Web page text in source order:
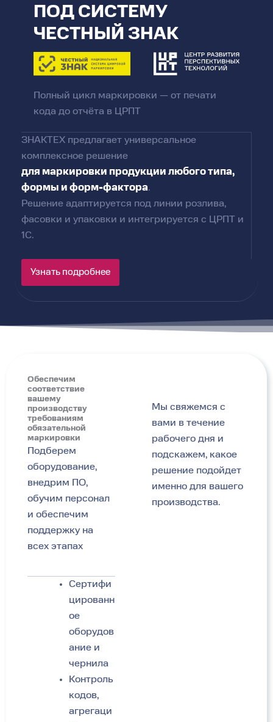
ПОД СИСТЕМУ
ЧЕСТНЫЙ ЗНАК
Полный цикл маркировки — от печати
кода до отчёта в ЦРПТ
ЗНАКТЕХ предлагает универсальное
комплексное решение
для маркировки продукции любого типа,
формы и форм-фактора.
Решение адаптируется под линии розлива,
фасовки и упаковки и интегрируется с ЦРПТ и
1С.
Узнать подробнее
Обеспечим
соответствие
вашему
производству
требованиям
обязательной
маркировки
Подберем
оборудование,
внедрим ПО,
обучим персонал
и обеспечим
поддержку на
всех этапах
Сертифи
цированн
ое
оборудов
ание и
чернила
Контроль
кодов,
агрегаци
Мы свяжемся с
вами в течение
рабочего дня и
подскажем, какое
решение подойдет
именно для вашего
производства.